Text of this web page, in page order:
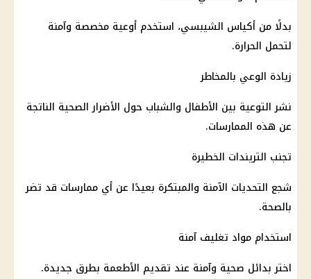
بدلًا من أكياس الشيبسي، استخدم أوعية مخصصة وآمنة
لتحمل الحرارة.
زيادة الوعي بالمخاطر
نشر التوعية بين الأطفال والشباب حول الأضرار الصحية الناتجة
عن هذه الممارسات.
تجنب التريندات الخطيرة
شجع التحديات الآمنة والمبتكرة بعيدًا عن أي ممارسات قد تضر
بالصحة.
استخدام مواد تغليف آمنة
اختر بدائل صحية وآمنة عند تقديم الأطعمة بطرق جديدة.